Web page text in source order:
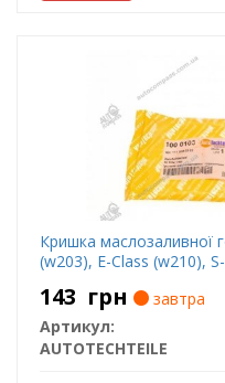
Кришка маслозаливної
(w203), E-Class (w210),
143 грн
завтра
Артикул:
AUTOTECHTEILE